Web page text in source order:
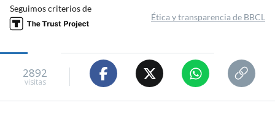
Seguimos criterios de
Ética y transparencia de BBCL
2892
visitas